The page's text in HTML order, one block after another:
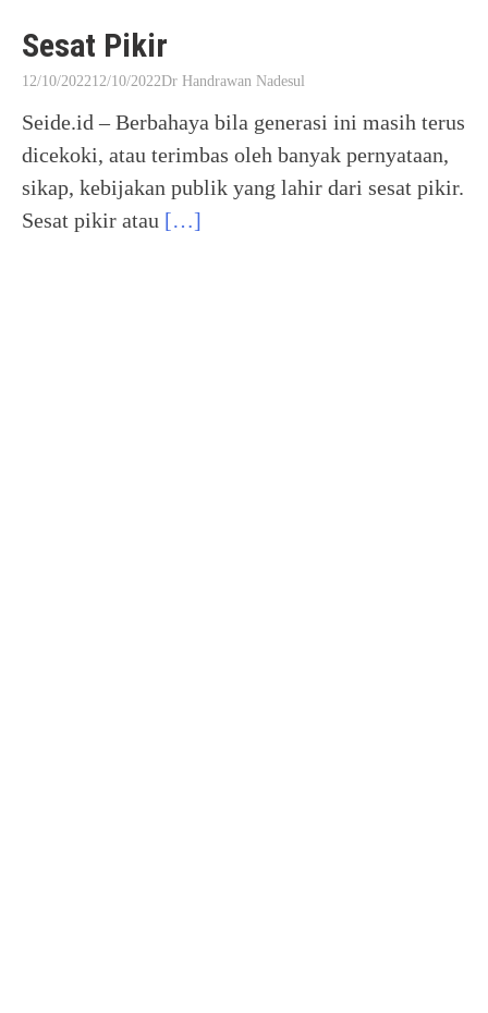
Sesat Pikir
12/10/202212/10/2022Dr Handrawan Nadesul
Seide.id – Berbahaya bila generasi ini masih terus
dicekoki, atau terimbas oleh banyak pernyataan,
sikap, kebijakan publik yang lahir dari sesat pikir.
Sesat pikir atau […]